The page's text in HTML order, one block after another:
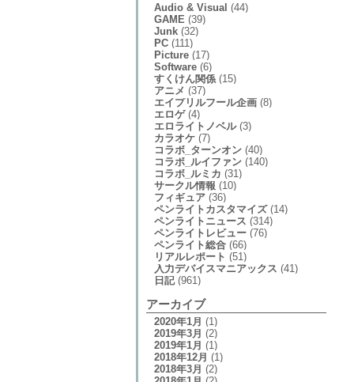
Audio & Visual (44)
GAME (39)
Junk(32)
PC(111)
Picture(17)
Software(6)
すくけん関係(15)
アニメ (37)
エイプリルフール企画(8)
エロゲ(4)
エロライトノベル(3)
カラオケ(7)
コラボ_ターンオン(40)
コラボ_ルイファン(140)
コラボ_ルミカ (31)
サークル情報 (10)
フィギュア(36)
ペンライトカスタマイズ(14)
ペンライトニュース (314)
ペンライトレビュー(76)
ペンライト総合(66)
リアルレポート (51)
入力デバイスマニアックス (41)
日記(961)
アーカイブ
2020年1月 (1)
2019年3月 (2)
2019年1月 (1)
2018年12月 (1)
2018年3月 (2)